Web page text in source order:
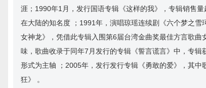
涯；1990年1月，发行国语专辑《这样的我》，专辑销售
在大陆的知名度 ；1991年，演唱琼瑶连续剧《六个梦之
女神龙》，凭借此专辑入围第6届台湾金曲奖最佳方言歌
味，歌曲收录于同年7月发行的专辑《誓言谎言》中，专
形式为主轴 ；2005年，发行发行专辑《勇敢的爱》，其
狂》 。